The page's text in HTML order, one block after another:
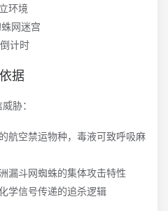
环境
网迷宫
计时
据
胁：
航空禁运物种，毒液可致呼吸麻
漏斗网蜘蛛的集体攻击特性
学信号传递的追杀逻辑